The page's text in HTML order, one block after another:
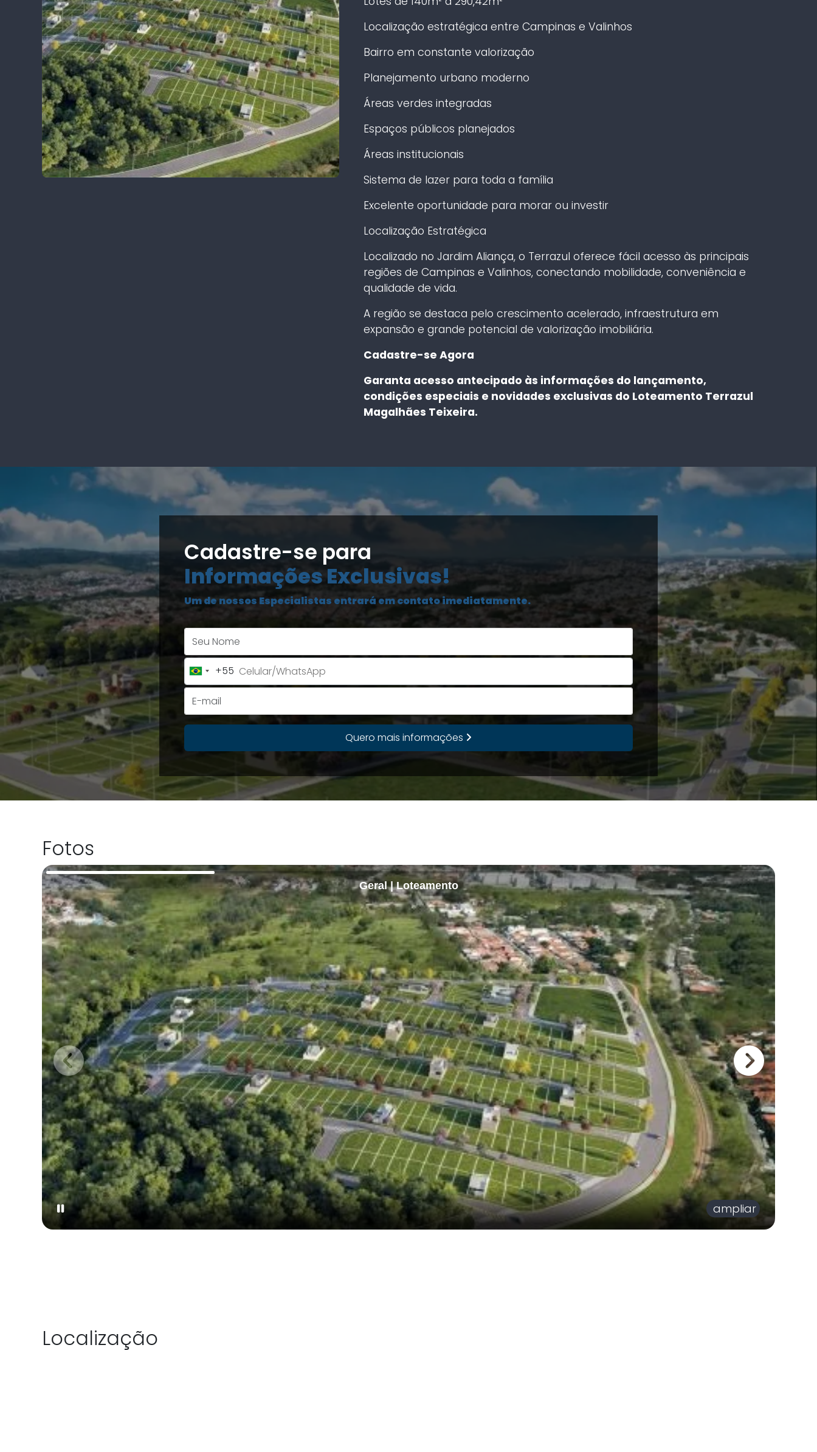
Localização estratégica entre Campinas e Valinhos
Bairro em constante valorização
Planejamento urbano moderno
Áreas verdes integradas
Espaços públicos planejados
Áreas institucionais
Sistema de lazer para toda a família
Excelente oportunidade para morar ou investir
Localização Estratégica
Localizado no Jardim Aliança, o Terrazul oferece fácil acesso às principais
regiões de Campinas e Valinhos, conectando mobilidade, conveniência e
qualidade de vida.
A região se destaca pelo crescimento acelerado, infraestrutura em
expansão e grande potencial de valorização imobiliária.
Cadastre-se Agora
Garanta acesso antecipado às informações do lançamento,
condições especiais e novidades exclusivas do Loteamento Terrazul
Magalhães Teixeira.
Cadastre-se para
Informações Exclusivas!
Um de nossos Especialistas entrará em contato imediatamente.
Brazil
+55
+55
Quero mais informações
Fotos
Geral | Loteamento
ampliar
Localização